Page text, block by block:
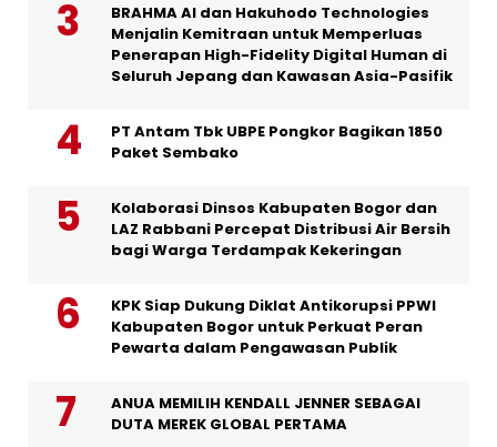
BRAHMA AI dan Hakuhodo Technologies
Menjalin Kemitraan untuk Memperluas
Penerapan High-Fidelity Digital Human di
Seluruh Jepang dan Kawasan Asia-Pasifik
PT Antam Tbk UBPE Pongkor Bagikan 1850
Paket Sembako
Kolaborasi Dinsos Kabupaten Bogor dan
LAZ Rabbani Percepat Distribusi Air Bersih
bagi Warga Terdampak Kekeringan
KPK Siap Dukung Diklat Antikorupsi PPWI
Kabupaten Bogor untuk Perkuat Peran
Pewarta dalam Pengawasan Publik
ANUA MEMILIH KENDALL JENNER SEBAGAI
DUTA MEREK GLOBAL PERTAMA